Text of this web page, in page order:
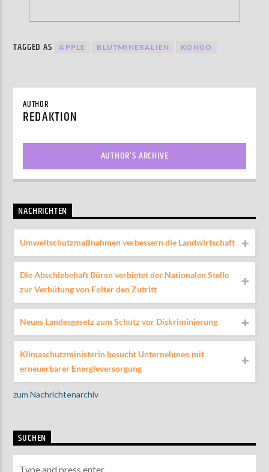
TAGGED AS APPLE BLUTMINERALIEN KONGO
AUTHOR
REDAKTION
AUTHOR'S ARCHIVE
NACHRICHTEN
Umweltschutzmaßnahmen verbessern die Landwirtschaft
Die Abschiebehaft Büren verbietet der Nationalen Stelle
zur Verhütung von Folter den Zutritt
Neues Landesgesetz zum Schutz vor Diskriminierung
Klimaschutzministerin besucht Unternehmen mit
erneuerbarer Energieversorgung
zum Nachrichtenarchiv
SUCHEN